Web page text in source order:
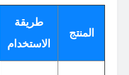
المنتج
طريقة
الاستخدام